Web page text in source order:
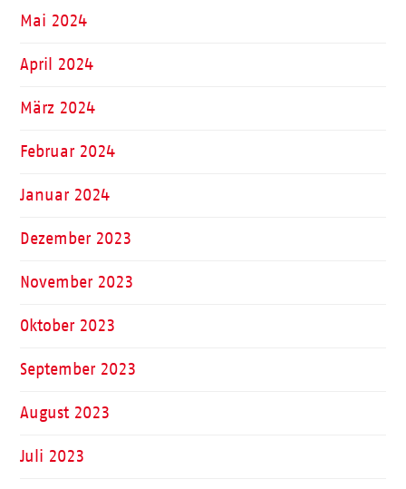
Mai 2024
April 2024
März 2024
Februar 2024
Januar 2024
Dezember 2023
November 2023
Oktober 2023
September 2023
August 2023
Juli 2023